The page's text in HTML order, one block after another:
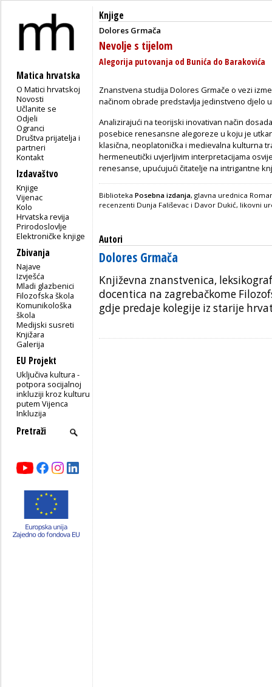
Matica hrvatska
O Matici hrvatskoj
Novosti
Učlanite se
Odjeli
Ogranci
Društva prijatelja i
partneri
Kontakt
Izdavaštvo
Knjige
Vijenac
Kolo
Hrvatska revija
Prirodoslovlje
Elektroničke knjige
Zbivanja
Najave
Izvješća
Mladi glazbenici
Filozofska škola
Komunikološka
škola
Medijski susreti
Knjižara
Galerija
EU Projekt
Uključiva kultura -
potpora socijalnoj
inkluziji kroz kulturu
putem Vijenca
Inkluzija
Knjige
Dolores Grmača
Nevolje s tijelom
Alegorija putovanja od Bunića do Barakovića
Znanstvena studija Dolores Grmače o vezi
načinom obrade predstavlja jedinstveno djelo
Analizirajući na teorijski inovativan način
posebice renesansne alegoreze u koju je
klasična, neoplatonička i medievalna kulturna
hermeneutički uvjerljivim interpretacijama
renesanse, upućujući čitatelje na intrigantne
Biblioteka Posebna izdanja, glavna urednica
recenzenti Dunja Fališevac i Davor Dukić, likovni
Autori
Dolores Grmača
Književna znanstvenica,
docentica na zagrebačkome
gdje predaje kolegije iz starije